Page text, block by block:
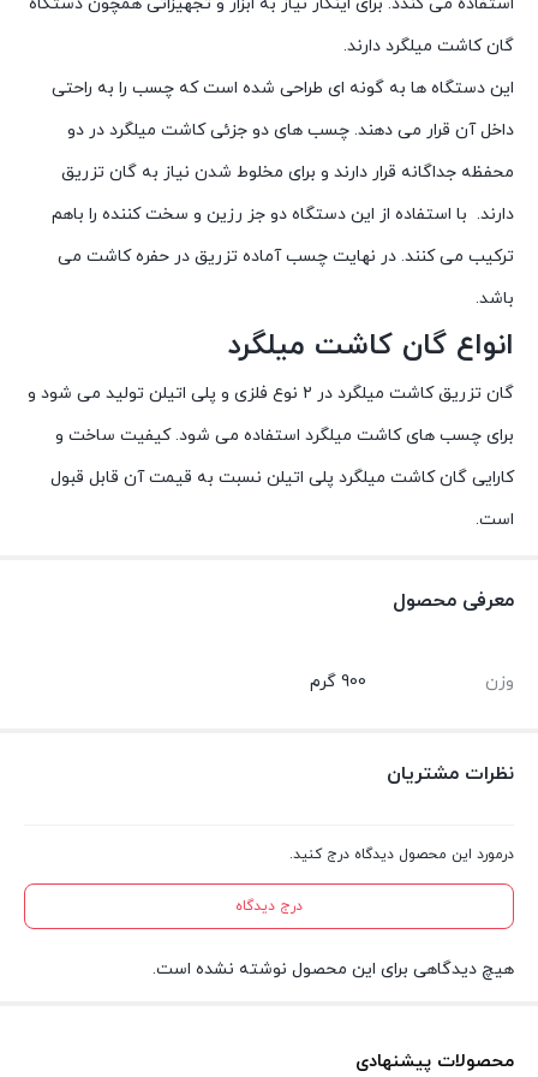
گان کاشت میلگرد دارند.
این دستگاه ها به گونه ای طراحی شده است که چسب را به راحتی
داخل آن قرار می دهند. چسب های دو جزئی کاشت میلگرد در دو
محفظه جداگانه قرار دارند و برای مخلوط شدن نیاز به گان تزریق
دارند. با استفاده از این دستگاه دو جز رزین و سخت کننده را باهم
ترکیب می کنند. در نهایت چسب آماده تزریق در حفره کاشت می
باشد.
انواع گان کاشت میلگرد
گان تزریق کاشت میلگرد در ۲ نوع فلزی و پلی اتیلن تولید می شود و
برای چسب های کاشت میلگرد استفاده می شود. کیفیت ساخت و
کارایی گان کاشت میلگرد پلی اتیلن نسبت به قیمت آن قابل قبول
است.
معرفی محصول
وزن 900 گرم
نظرات مشتریان
درمورد این محصول دیدگاه درج کنید.
درج دیدگاه
هیچ دیدگاهی برای این محصول نوشته نشده است.
محصولات پیشنهادی